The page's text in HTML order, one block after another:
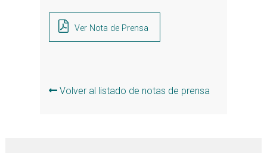
Ver Nota de Prensa
Volver al listado de notas de prensa